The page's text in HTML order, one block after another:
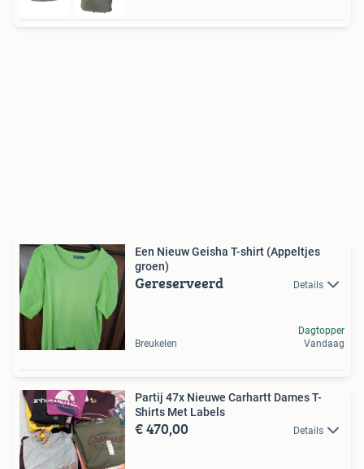
Een Nieuw Geisha T-shirt (Appeltjes
groen)
Gereserveerd Details
Breukelen
Dagtopper
Vandaag
Partij 47x Nieuwe Carhartt Dames T-
Shirts Met Labels
€ 470,00 Details